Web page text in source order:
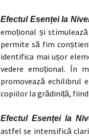
Efectul Esenței la
emoțional și
permite să fim
identifica mai ușor
vedere emoțional. În
promovează echilibrul
copiilor la grădiniță,
Efectul Esenței la
astfel se intensifică